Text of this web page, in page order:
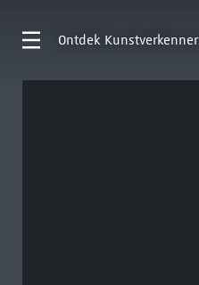
Ontdek Kunstverkenner